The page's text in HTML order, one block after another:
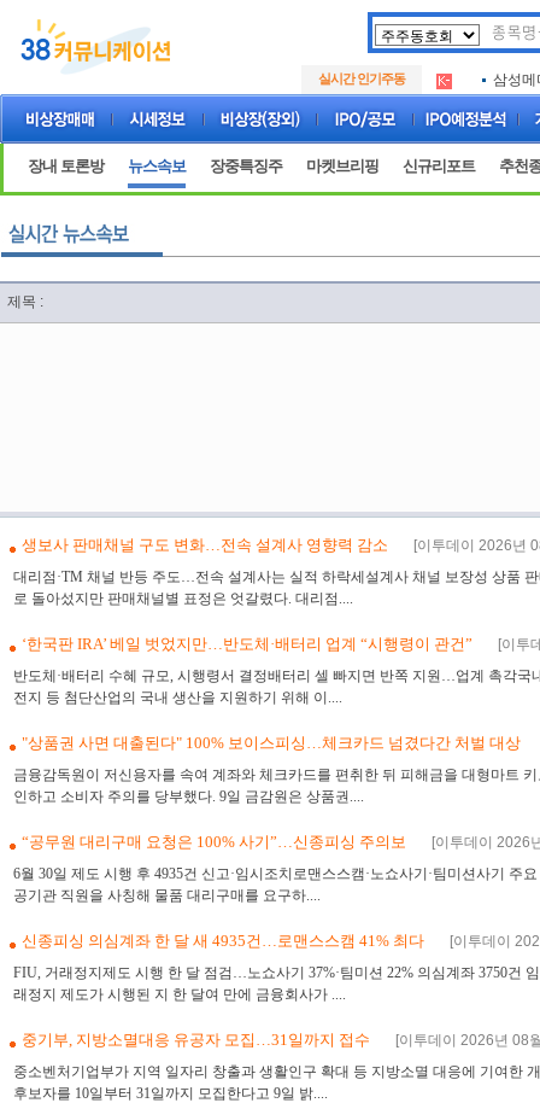
실시간 인기주동
.
아크로
삼성메
.
아크로
.
아하
장내 토론방 뉴스속보 장중특징주 마켓브리핑 신규리포트 추천
제목 :
생보사 판매채널 구도 변화…전속 설계사 영향력 감소
[이투데이 2026년
대리점·TM 채널 반등 주도…전속 설계사는 실적 하락세설계사 채널 보장성 상품
로 돌아섰지만 판매채널별 표정은 엇갈렸다. 대리점....
‘한국판 IRA’ 베일 벗었지만…반도체·배터리 업계 “시행령이 관건”
[이투
반도체·배터리 수혜 규모, 시행령서 결정배터리 셀 빠지면 반쪽 지원…업계 촉각
전지 등 첨단산업의 국내 생산을 지원하기 위해 이....
"상품권 사면 대출된다" 100% 보이스피싱…체크카드 넘겼다간 처벌 대상
금융감독원이 저신용자를 속여 계좌와 체크카드를 편취한 뒤 피해금을 대형마트
인하고 소비자 주의를 당부했다. 9일 금감원은 상품권....
“공무원 대리구매 요청은 100% 사기”…신종피싱 주의보
[이투데이 2026
6월 30일 제도 시행 후 4935건 신고·임시조치로맨스스캠·노쇼사기·팀미션사기
공기관 직원을 사칭해 물품 대리구매를 요구하....
신종피싱 의심계좌 한 달 새 4935건…로맨스스캠 41% 최다
[이투데이
FIU, 거래정지제도 시행 한 달 점검…노쇼사기 37%·팀미션 22% 의심계좌 3750
래정지 제도가 시행된 지 한 달여 만에 금융회사가 ....
중기부, 지방소멸대응 유공자 모집…31일까지 접수
[이투데이 2026년 08
중소벤처기업부가 지역 일자리 창출과 생활인구 확대 등 지방소멸 대응에 기여한
후보자를 10일부터 31일까지 모집한다고 9일 밝....